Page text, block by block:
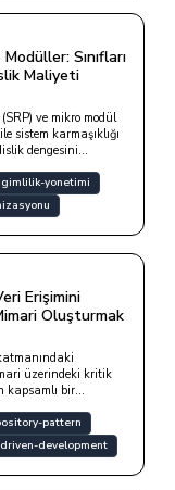
Sınıfları
Maliyeti
ve mikro modül
sistem karmaşıklığı
dengesini
yonetimi
Erişimini
Oluşturmak
üzerindeki kritik
kapsamlı bir
pattern
development